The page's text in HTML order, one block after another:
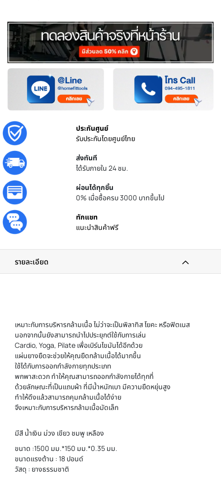
ประกันศูนย์
รับประกันโดยศูนย์ไทย
ส่งทันที
ได้รับภายใน 24 ชม.
ผ่อนได้ทุกชิ้น
0% เมื่อซื้อครบ 3000 บาทขึ้นไป
ทักแชท
แนะนำสินค้าฟรี
รายละเอียด
เหมาะกับการบริหารกล้ามเนื้อ ไม่ว่าจะเป็นพิลาทิส โยคะ หรือฟิตเนส
นอกจากนั้นยังสามารถนำไปประยุกต์ใช้กับการเล่น
Cardio, Yoga, Pilate เพื่อเบิร์นไขมันได้อีกด้วย
แผ่นยางยืดจะช่วยให้คุณยืดกล้ามเนื้อได้มากขึ้น
ใช้ได้กับการออกกำลังกายทุกประเภท
พกพาสะดวก ทำให้คุณสามารถออกกำลังกายได้ทุกที่
ด้วยลักษณะที่เป็นแถบผ้า ที่มีน้ำหนักเบา มีความยืดหยุ่นสูง
ทำให้ดึงแล้วสามารถคุมกล้ามเนื้อได้ง่าย
จึงเหมาะกับการบริหารกล้ามเนื้อมัดเล็ก
มีสี น้ำเงิน ม่วง เขียว ชมพู เหลือง
ขนาด :1500 มม.*150 มม.*0.35 มม.
ขนาดแรงต้าน : 18 ปอนด์
วัสดุ : ยางธรรมชาติ